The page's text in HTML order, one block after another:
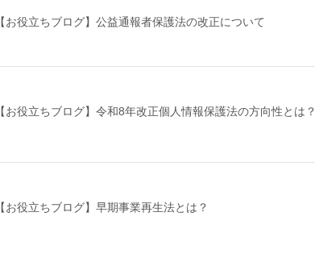
【お役立ちブログ】公益通報者保護法の改正について
【お役立ちブログ】令和8年改正個人情報保護法の方向性とは？
【お役立ちブログ】早期事業再生法とは？